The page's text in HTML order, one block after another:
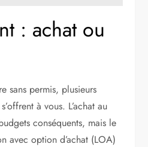
: achat ou
sans permis, plusieurs
à vous. L’achat au
conséquents, mais le
avec option d’achat (LOA)